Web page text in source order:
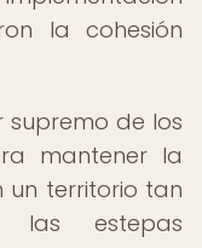
la cohesión
de los
mantener la
territorio tan
estepas